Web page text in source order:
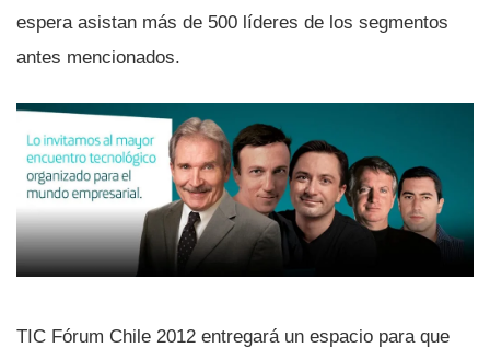
espera asistan más de 500 lí­deres de los segmentos
antes mencionados.
TIC Fórum Chile 2012 entregará un espacio para que